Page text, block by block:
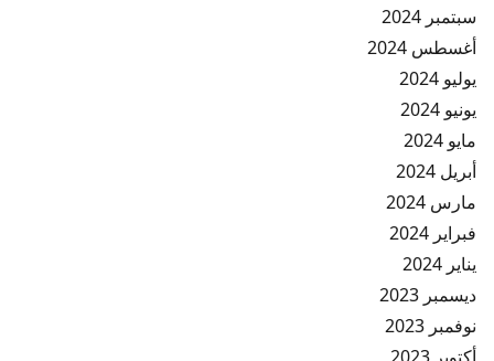
سبتمبر 2024
أغسطس 2024
يوليو 2024
يونيو 2024
مايو 2024
أبريل 2024
مارس 2024
فبراير 2024
يناير 2024
ديسمبر 2023
نوفمبر 2023